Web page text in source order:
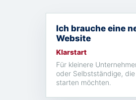
Ich brauche eine
Website
Klarstart
Für kleinere
oder Selbstständige,
starten möchten.